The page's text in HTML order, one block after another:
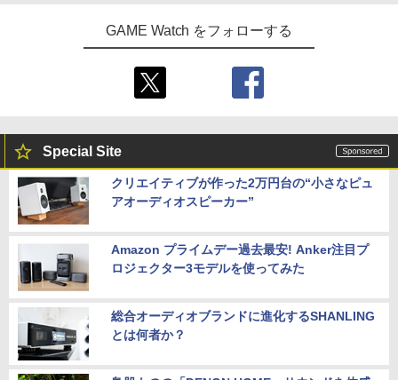
GAME Watch をフォローする
Special Site
クリエイティブが作った2万円台の“小さなピュ
アオーディオスピーカー”
Amazon プライムデー過去最安! Anker注目プ
ロジェクター3モデルを使ってみた
総合オーディオブランドに進化するSHANLING
とは何者か？